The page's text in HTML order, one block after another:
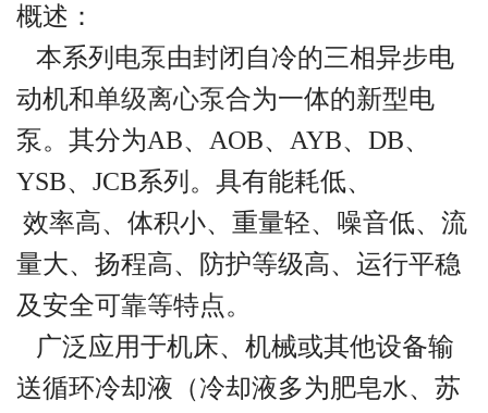
概述：
本系列 电泵由封闭自冷的三相异步电
动机和单级离心泵合为一体的新型电
泵。其分为AB、AOB、AYB、DB、
YSB、JCB系列。具有能耗低、
效率高、体积小、重量轻、噪音低、流
量大、扬程高、防护等级高、运行平稳
及安全可靠等特点。
广泛应用于机床、机械或其他设备输
送循环冷却液（冷却液多为肥皂水、苏